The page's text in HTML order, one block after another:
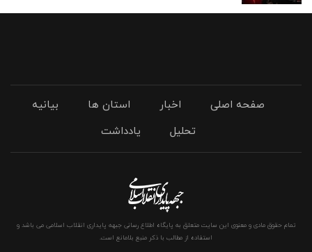
صفحه اصلی اخبار استان ها
بیانیه
تحلیل
یادداشت
تمام حقوق مادی و معنوی این سایت متعلق به پایگاه اطلاع رسانی جبهه پایداری انقلاب اسلامی می باشد و
استفاده از مطالب با ذکر منبع بلامانع است.